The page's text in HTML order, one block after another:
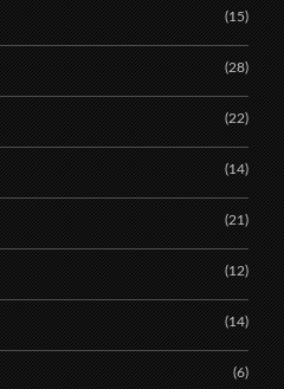
(15)
(28)
(22)
(14)
(21)
(12)
(14)
(6)